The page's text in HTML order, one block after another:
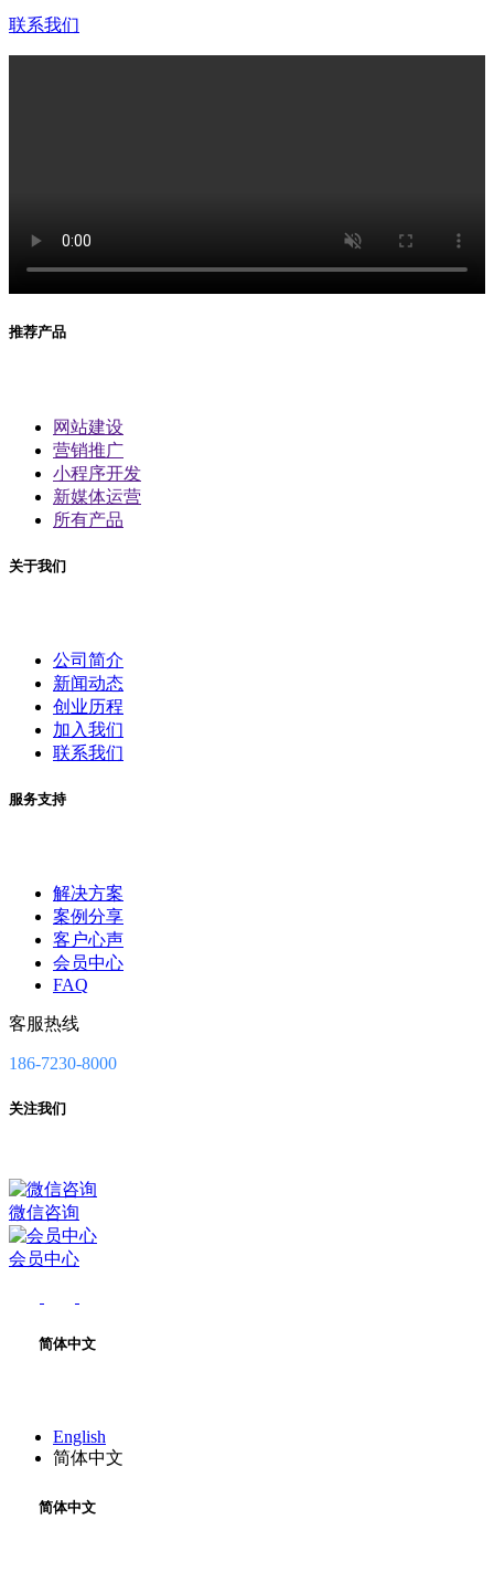
联系我们
推荐产品
网站建设
营销推广
小程序开发
新媒体运营
所有产品
关于我们
公司简介
新闻动态
创业历程
加入我们
联系我们
服务支持
解决方案
案例分享
客户心声
会员中心
FAQ
客服热线
186-7230-8000
关注我们
微信咨询
会员中心
简体中文
English
简体中文
简体中文